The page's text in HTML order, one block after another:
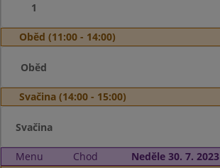
1
Oběd (11:00 - 14:00)
Oběd
Svačina (14:00 - 15:00)
Svačina
Menu Chod
Neděle 30. 7. 2023